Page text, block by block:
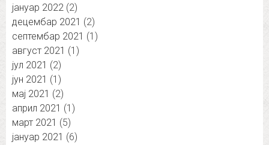
јануар 2022 (2)
децембар 2021 (2)
септембар 2021 (1)
август 2021 (1)
јул 2021 (2)
јун 2021 (1)
мај 2021 (2)
април 2021 (1)
март 2021 (5)
јануар 2021 (6)